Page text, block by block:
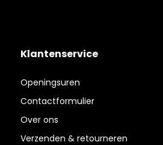
Klantenservice
Openingsuren
Contactformulier
Over ons
Verzenden & retourneren